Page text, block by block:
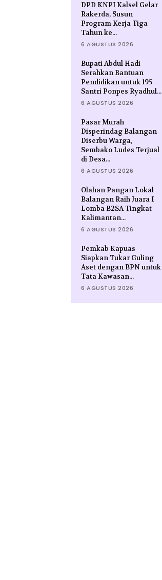
DPD KNPI Kalsel Gelar
Rakerda, Susun
Program Kerja Tiga
Tahun ke...
6 AGUSTUS 2026
Bupati Abdul Hadi
Serahkan Bantuan
Pendidikan untuk 195
Santri Ponpes Ryadhul...
6 AGUSTUS 2026
Pasar Murah
Disperindag Balangan
Diserbu Warga,
Sembako Ludes Terjual
di Desa...
6 AGUSTUS 2026
Olahan Pangan Lokal
Balangan Raih Juara I
Lomba B2SA Tingkat
Kalimantan...
6 AGUSTUS 2026
Pemkab Kapuas
Siapkan Tukar Guling
Aset dengan BPN untuk
Tata Kawasan...
6 AGUSTUS 2026